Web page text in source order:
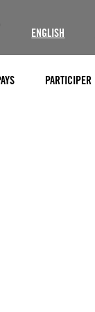
ENGLISH
PARTICIPER